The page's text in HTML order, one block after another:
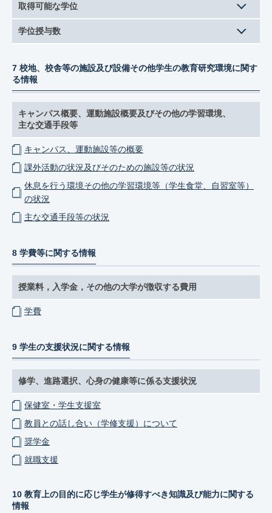
取得可能な学位
学位授与数
7 校地、校舎等の施設及び設備その他学生の教育研究環境に関す
る情報
キャンパス概要、運動施設概要及びその他の学習環境、
主な交通手段等
キャンパス、運動施設等の概要
課外活動の状況及びそのための施設等の状況
休息を行う環境その他の学習環境等（学生食堂、自習室等）
の状況
主な交通手段等の状況
8 学費等に関する情報
授業料，入学金，その他の大学が徴収する費用
学費
9 学生の支援状況に関する情報
修学、進路選択、心身の健康等に係る支援状況
保健室・学生支援室
教員との話し合い（学修支援）について
奨学金
就職支援
10 教育上の目的に応じ学生が修得すべき知識及び能力に関する
情報